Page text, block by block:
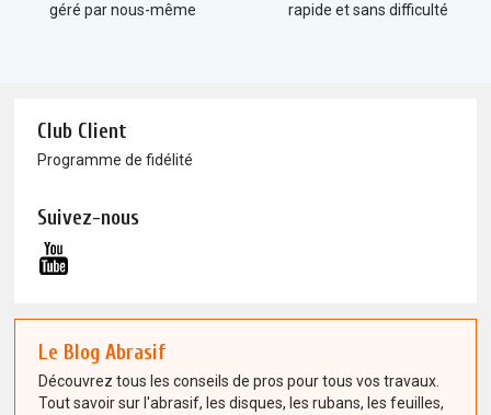
géré par nous-même rapide et sans difficulté
Club Client
Programme de fidélité
Suivez-nous
Le Blog Abrasif
Découvrez tous les conseils de pros pour tous vos travaux.
Tout savoir sur l'abrasif, les disques, les rubans, les feuilles,